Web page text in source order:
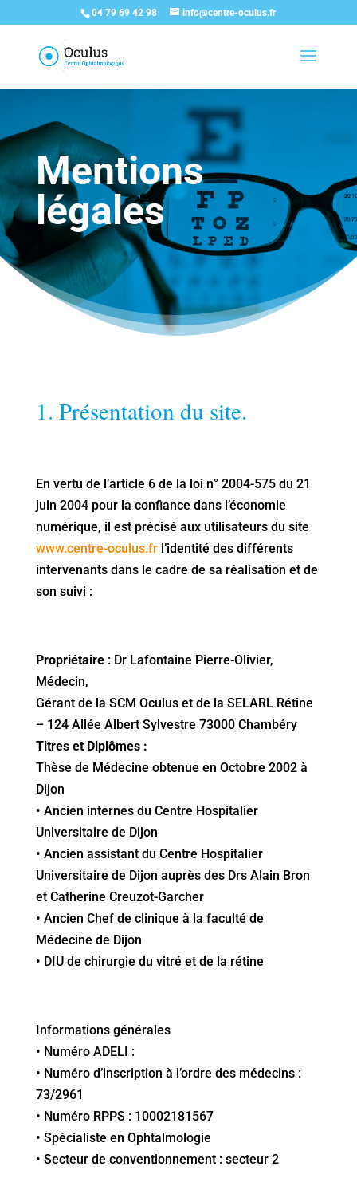
04 79 69 42 98 info@centre-oculus.fr
Mentions
légales
1. Présentation du site.
En vertu de l’article 6 de la loi n° 2004-575 du 21
juin 2004 pour la confiance dans l’économie
numérique, il est précisé aux utilisateurs du site
www.centre-oculus.frl’identité des différents
intervenants dans le cadre de sa réalisation et de
son suivi :
Propriétaire: Dr Lafontaine Pierre-Olivier,
Médecin,
Gérant de la SCM Oculus et de la SELARL Rétine
– 124 Allée Albert Sylvestre 73000 Chambéry
Titres et Diplômes :
Thèse de Médecine obtenue en Octobre 2002 à
Dijon
• Ancien internes du Centre Hospitalier
Universitaire de Dijon
• Ancien assistant du Centre Hospitalier
Universitaire de Dijon auprès des Drs Alain Bron
et Catherine Creuzot-Garcher
• Ancien Chef de clinique à la faculté de
Médecine de Dijon
• DIU de chirurgie du vitré et de la rétine
Informations générales
• Numéro ADELI :
• Numéro d’inscription à l’ordre des médecins :
73/2961
• Numéro RPPS : 10002181567
• Spécialiste en Ophtalmologie
• Secteur de conventionnement : secteur 2